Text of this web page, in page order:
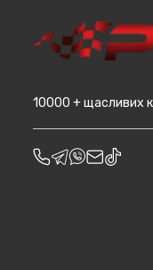
10000 + щасливих